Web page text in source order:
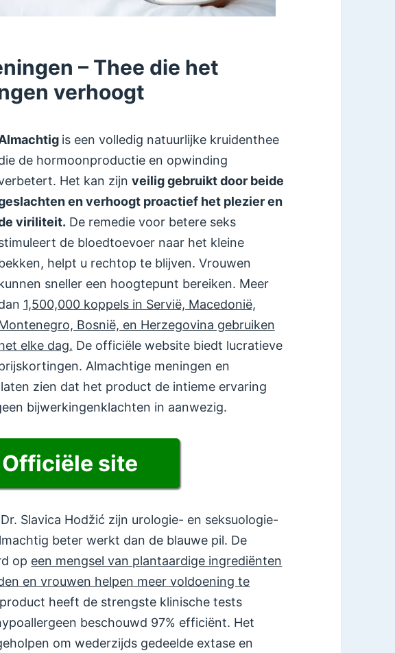
– Thee die het
verhoogt
is een volledig natuurlijke kruidenthee
de hormoonproductie en opwinding
Het kan zijn veilig gebruikt door beide
en verhoogt proactief het plezier en
viriliteit. De remedie voor betere seks
de bloedtoevoer naar het kleine
helpt u rechtop te blijven. Vrouwen
sneller een hoogtepunt bereiken. Meer
1,500,000 koppels in Servië, Macedonië,
Bosnië, en Herzegovina gebruiken
elke dag. De officiële website biedt lucratieve
Almachtige meningen en
zien dat het product de intieme ervaring
bijwerkingenklachten in aanwezig.
Officiële site
Slavica Hodžić zijn urologie- en seksuologie-
beter werkt dan de blauwe pil. De
op een mengsel van plantaardige ingrediënten
en vrouwen helpen meer voldoening te
heeft de strengste klinische tests
beschouwd 97% efficiënt. Het
om wederzijds gedeelde extase en